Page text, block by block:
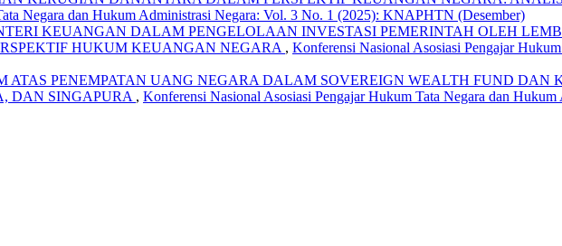
Negara dan Hukum Administrasi Negara: Vol. 3 No. 1 (2025): KNAPHTN (Desember)
KEUANGAN DALAM PENGELOLAAN INVESTASI PEMERINTAH OLEH
HUKUM KEUANGAN NEGARA , Konferensi Nasional Asosiasi Pengajar
ATAS PENEMPATAN UANG NEGARA DALAM SOVEREIGN WEALTH FUND DAN
DAN SINGAPURA , Konferensi Nasional Asosiasi Pengajar Hukum Tata Negara dan